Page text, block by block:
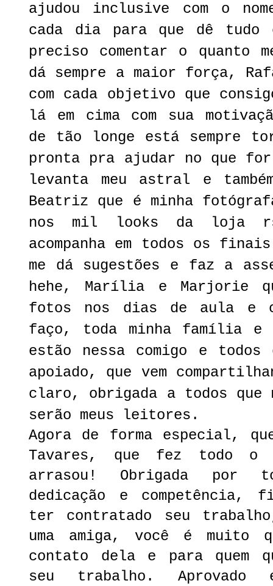
ajudou inclusive com o
cada dia para que dê tudo
preciso comentar o quanto
dá sempre a maior força,
com cada objetivo que
lá em cima com sua
de tão longe está sempre
pronta pra ajudar no que
levanta meu astral e
Beatriz que é minha
nos mil looks da loja
acompanha em todos os
me dá sugestões e faz a
hehe, Marília e Marjorie
fotos nos dias de aula e
faço, toda minha família e
estão nessa comigo e
apoiado, que vem
claro, obrigada a todos que
serão meus leitores.
Agora de forma especial,
Tavares, que fez todo o
arrasou! Obrigada por
dedicação e
ter contratado seu
uma amiga, você é muito
contato dela e para quem
seu trabalho. Aprovado